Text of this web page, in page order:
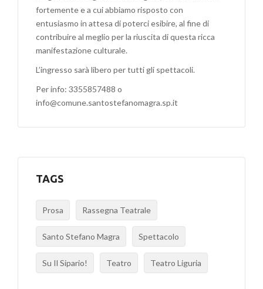
fortemente e a cui abbiamo risposto con
entusiasmo in attesa di poterci esibire, al fine di
contribuire al meglio per la riuscita di questa ricca
manifestazione culturale.
L’ingresso sarà libero per tutti gli spettacoli.
Per info: 3355857488 o
info@comune.santostefanomagra.sp.it
TAGS
Prosa Rassegna Teatrale
Santo Stefano Magra Spettacolo
Su Il Sipario! Teatro Teatro Liguria